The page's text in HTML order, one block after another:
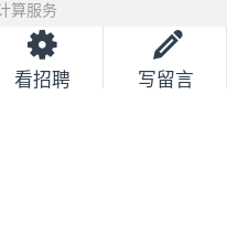
算服务
看招聘 写留言